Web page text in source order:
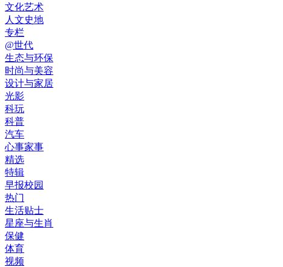
文化艺术
人文史地
专栏
@世代
生态与环保
时尚与美容
设计与家居
光影
科玩
科普
汽车
心事家事
精选
特辑
早报校园
热门
生活贴士
星座与生肖
保健
体育
视频